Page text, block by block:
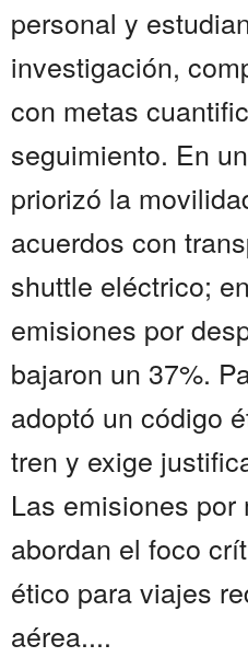
personal y
investigación,
con metas
seguimiento. En
priorizó la
acuerdos con
shuttle eléctrico;
emisiones por
bajaron un 37%.
adoptó un código
tren y exige
Las emisiones
abordan el foco
ético para viajes
aérea....